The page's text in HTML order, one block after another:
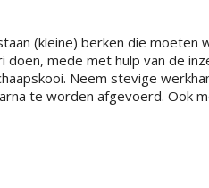
(kleine) berken die moeten
mede met hulp van de
Neem stevige
te worden afgevoerd. Ook